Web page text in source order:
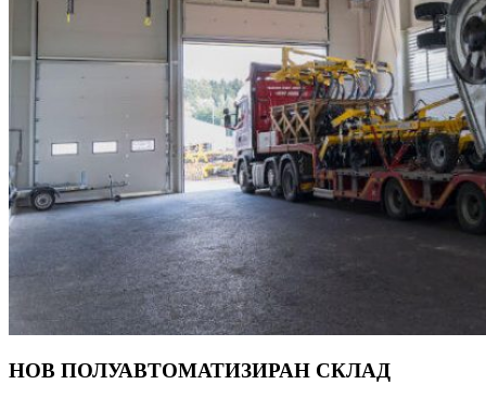
НОВ ПОЛУАВТОМАТИЗИРАН СКЛАД